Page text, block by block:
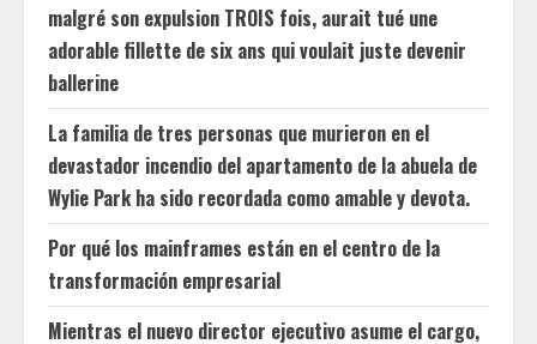
malgré son expulsion TROIS fois, aurait tué une
adorable fillette de six ans qui voulait juste devenir
ballerine
La familia de tres personas que murieron en el
devastador incendio del apartamento de la abuela de
Wylie Park ha sido recordada como amable y devota.
Por qué los mainframes están en el centro de la
transformación empresarial
Mientras el nuevo director ejecutivo asume el cargo,